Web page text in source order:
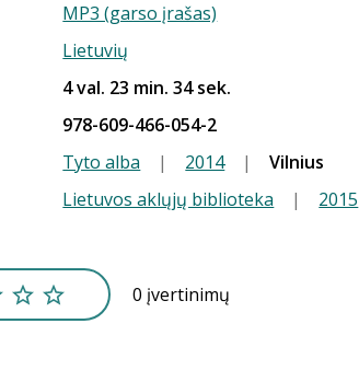
MP3 (garso įrašas)
Lietuvių
4 val. 23 min. 34 sek.
978-609-466-054-2
Tyto alba | 2014 |
Vilnius
Lietuvos aklųjų biblioteka | 2015
0 įvertinimų